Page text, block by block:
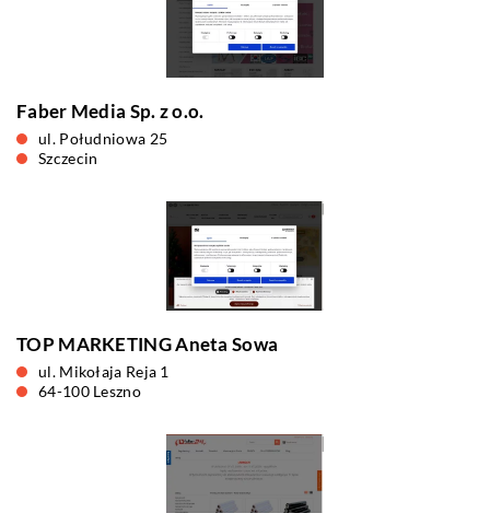
Faber Media Sp. z o.o.
ul. Południowa 25
Szczecin
TOP MARKETING Aneta Sowa
ul. Mikołaja Reja 1
64-100 Leszno